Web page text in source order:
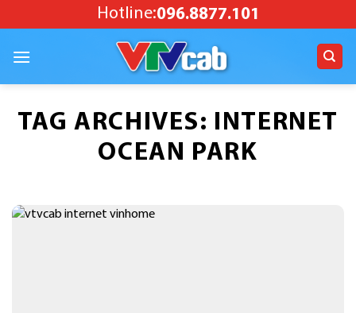
to
Hotline:096.8877.101
TAG ARCHIVES: INTERNET
OCEAN PARK